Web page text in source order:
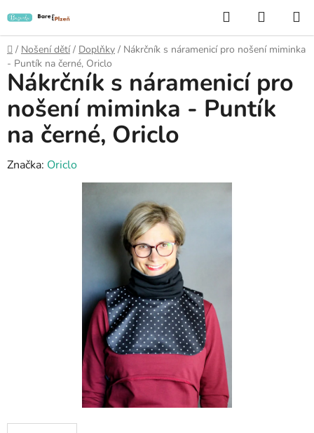
na
obsah
Hledat
KOŠÍK
Domů
/ Nošení dětí / Doplňky / Nákrčník s náramenicí pro nošení miminka
- Puntík na černé, Oriclo
Nákrčník s náramenicí pro
nošení miminka - Puntík
na černé, Oriclo
Značka: Oriclo